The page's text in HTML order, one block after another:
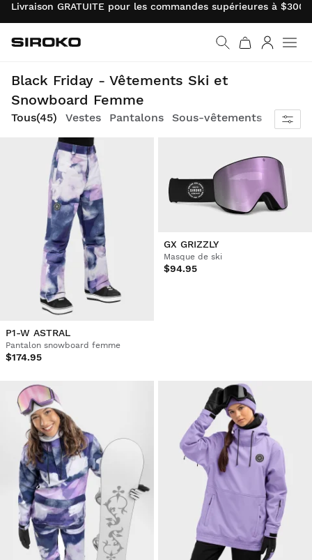
Livraison GRATUITE pour les commandes supérieures à
Siroko.com
Black Friday - Vêtements Ski et
Snowboard Femme
Incroyables promos sur les équipements sports d'hiver, exclusivement pendant la période Black Friday
Tous(45) Vestes Pantalons Sous-vêtements
P1-W ASTRAL
Pantalon snowboard femme
$174.95
GX GRIZZLY
Masque de ski
$94.95